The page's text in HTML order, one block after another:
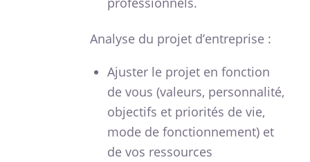
Analyse du projet d’entreprise :
Ajuster le projet en fonction
de vous (valeurs, personnalité,
objectifs et priorités de vie,
mode de fonctionnement) et
de vos ressources